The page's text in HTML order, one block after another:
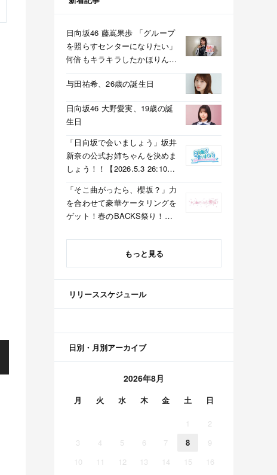
日向坂46 藤嶌果歩 「グループ
を照らすセンターになりたい」
何倍もキラキラしたかほりんが
与田祐希、26歳の誕生日
日向坂46 大野愛実、19歳の誕
生日
「日向坂で会いましょう」坂井
新奈の公式お姉ちゃんを決めま
しょう！！【2026.5.3 26:10〜
「そこ曲がったら、櫻坂？」力
を合わせて豪華ケータリングを
ゲット！春のBACKS祭り！
京】
もっと見る
リリーススケジュール
日別・月別アーカイブ
2026年8月
月 火 水 木 金 土 日
1
2
3
4 5 6 7 8
9
10
11 12 13 14 15
16